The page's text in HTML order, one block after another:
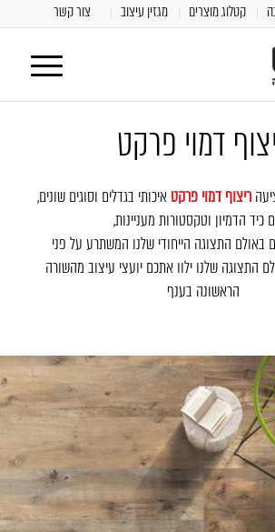
קטלוג מוצרים מגזין עיצוב צור קשר
דמוי פרקט
ריצוף דמוי פרקטאיכותי בגדלים וסוגים שונים,
כיד הדמיון וטקסטורות מעניינות,
התצוגה הייחודי שלנו המשתרע על פני
באולם התצוגה שלנו ילוו אתכם יועצי עיצוב מהשורה
הראשונה בענף